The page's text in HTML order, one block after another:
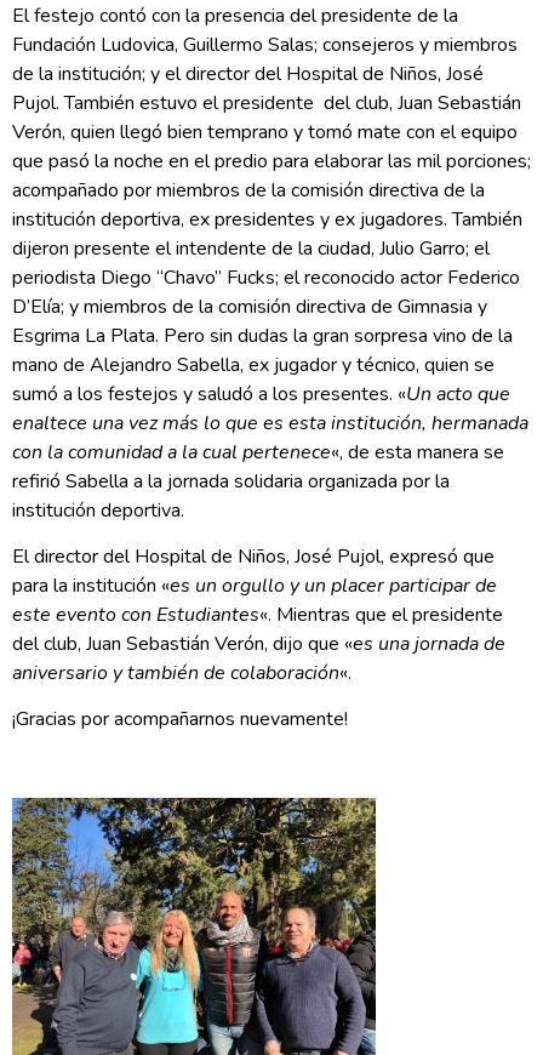
El festejo contó con la presencia del presidente de la
Fundación Ludovica, Guillermo Salas; consejeros y miembros
de la institución; y el director del Hospital de Niños, José
Pujol. También estuvo el presidente del club, Juan Sebastián
Verón, quien llegó bien temprano y tomó mate con el equipo
que pasó la noche en el predio para elaborar las mil porciones;
acompañado por miembros de la comisión directiva de la
institución deportiva, ex presidentes y ex jugadores. También
dijeron presente el intendente de la ciudad, Julio Garro; el
periodista Diego “Chavo” Fucks; el reconocido actor Federico
D’Elía; y miembros de la comisión directiva de Gimnasia y
Esgrima La Plata. Pero sin dudas la gran sorpresa vino de la
mano de Alejandro Sabella, ex jugador y técnico, quien se
sumó a los festejos y saludó a los presentes. «Un acto que
enaltece una vez más lo que es esta institución, hermanada
con la comunidad a la cual pertenece«, de esta manera se
refirió Sabella a la jornada solidaria organizada por la
institución deportiva.
El director del Hospital de Niños, José Pujol, expresó que
para la institución «es un orgullo y un placer participar de
este evento con Estudiantes«. Mientras que el presidente
del club, Juan Sebastián Verón, dijo que «es una jornada de
aniversario y también de colaboración«.
¡Gracias por acompañarnos nuevamente!